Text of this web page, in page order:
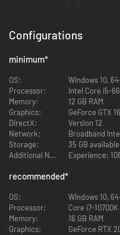
INTENST
Otte spillere skal bruge deres
overleve de ubarmhjertige
med nærhedsbaseret
over for overvældende trusler –
overliste horden og slippe
påvirker, hvordan horden
konsekvenser - eller koste dig
Configurations
minimum*
OS:
Windows 10,
Processor:
Intel Core i5-
Memory:
12 GB RAM
Graphics:
GeForce GTX
DirectX:
Version 12
Network:
Broadband
Storage:
35 GB
Additional Notes:
Experience:
recommended*
OS:
Windows 10,
Processor:
Core i7-
Memory:
16 GB RAM
Graphics:
GeForce RTX